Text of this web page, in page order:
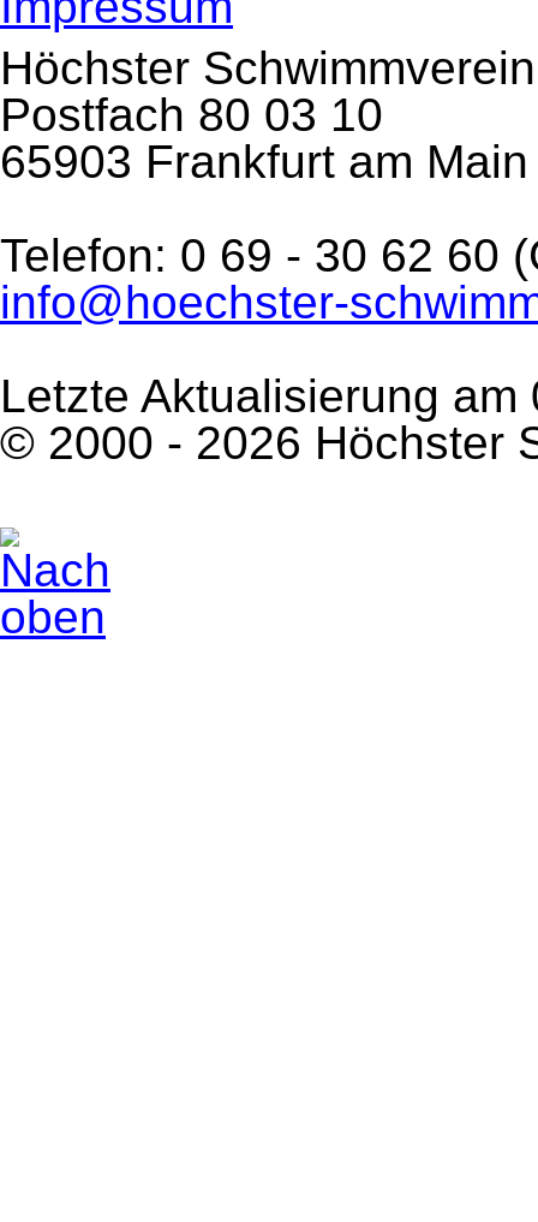
Höchster
Postfach 80 03 10
65903 Frankfurt am Main
Telefon: 0 69 - 30 62 60
info@hoechster-
Letzte Aktualisierung
© 2000 - 2026 Höchster